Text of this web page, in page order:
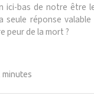
ici-bas de notre être
seule réponse
peur de la mort ?
minutes